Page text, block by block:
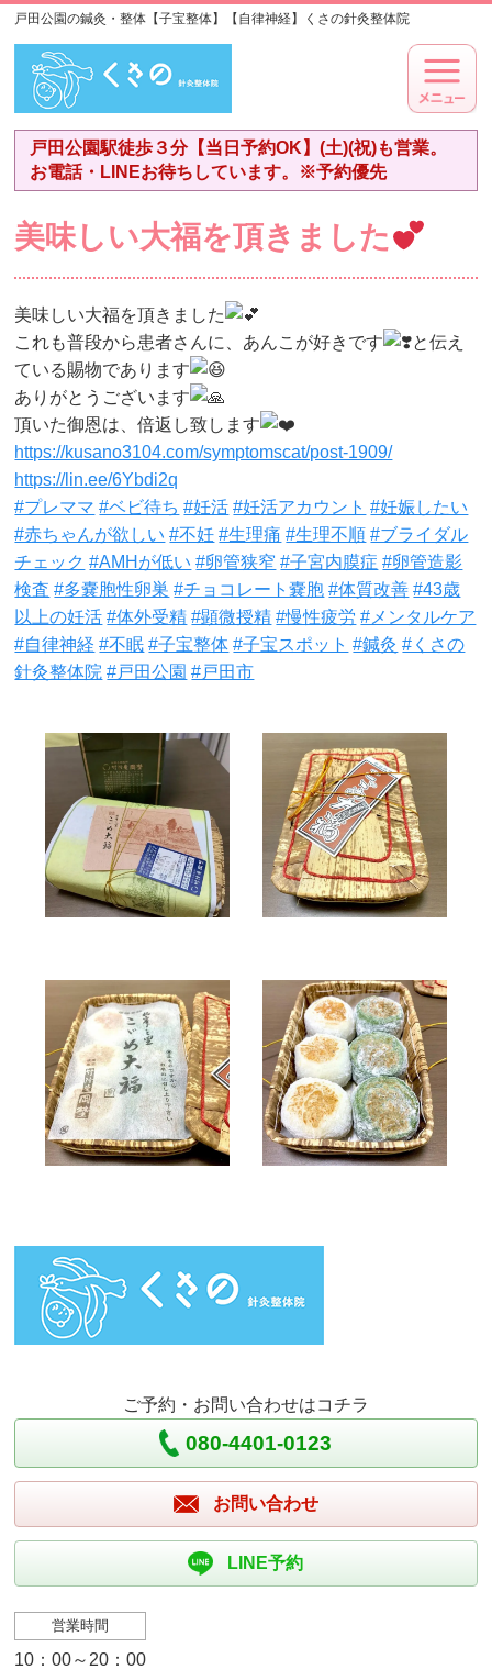
戸田公園の鍼灸・整体【子宝整体】【自律神経】くさの針灸整体院
戸田公園駅徒歩３分【当日予約OK】(土)(祝)も営業。
お電話・LINEお待ちしています。※予約優先
美味しい大福を頂きました
美味しい大福を頂きました
これも普段から患者さんに、あんこが好きです
と伝え
ている賜物であります
ありがとうございます
頂いた御恩は、倍返し致します
https://kusano3104.com/symptomscat/post-1909/
https://lin.ee/6Ybdi2q
#プレママ #ベビ待ち #妊活 #妊活アカウント #妊娠したい
#赤ちゃんが欲しい #不妊 #生理痛 #生理不順 #ブライダル
チェック #AMHが低い #卵管狭窄 #子宮内膜症 #卵管造影
検査 #多嚢胞性卵巣 #チョコレート嚢胞 #体質改善 #43歳
以上の妊活 #体外受精 #顕微授精 #慢性疲労 #メンタルケア
#自律神経 #不眠 #子宝整体 #子宝スポット #鍼灸 #くさの
針灸整体院 #戸田公園 #戸田市
ご予約・お問い合わせはコチラ
080-4401-0123
お問い合わせ
LINE予約
営業時間
10：00～20：00